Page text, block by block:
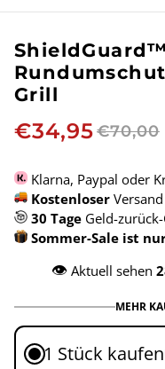
Grill
€34,95€70,00
Klarna, Paypal oder
Kostenloser Versand
30 Tage Geld-
Sommer-Sale ist
👁️ Aktuell sehen
MEHR
1 Stück kaufen